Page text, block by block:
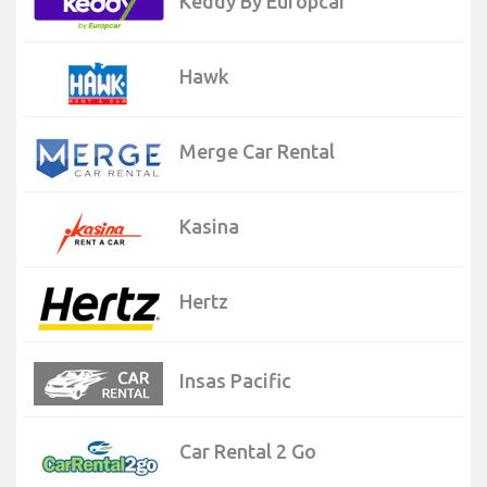
Hawk
Merge Car Rental
Kasina
Hertz
Insas Pacific
Car Rental 2 Go